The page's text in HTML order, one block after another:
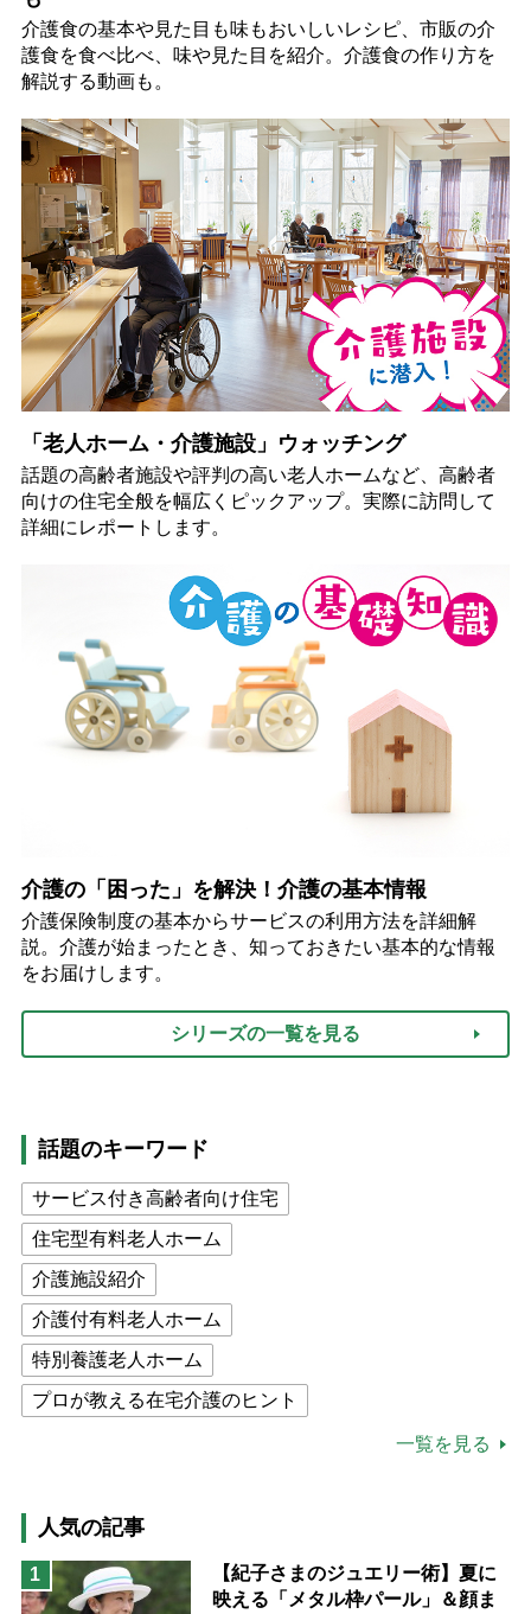
介護食の基本や見た目も味もおいしいレシピ、市販の介
護食を食べ比べ、味や見た目を紹介。介護食の作り方を
解説する動画も。
「老人ホーム・介護施設」ウォッチング
話題の高齢者施設や評判の高い老人ホームなど、高齢者
向けの住宅全般を幅広くピックアップ。実際に訪問して
詳細にレポートします。
介護の「困った」を解決！介護の基本情報
介護保険制度の基本からサービスの利用方法を詳細解
説。介護が始まったとき、知っておきたい基本的な情報
をお届けします。
シリーズの一覧を見る
話題のキーワード
サービス付き高齢者向け住宅
住宅型有料老人ホーム
介護施設紹介
介護付有料老人ホーム
特別養護老人ホーム
プロが教える在宅介護のヒント
猫が母になつきません
息子の遠距離介護サバイバル術
兄がボケました
便利なサービス
一覧を見る
人気の記事
1
【紀子さまのジュエリー術】夏に
映える「メタル枠パール」＆顔ま